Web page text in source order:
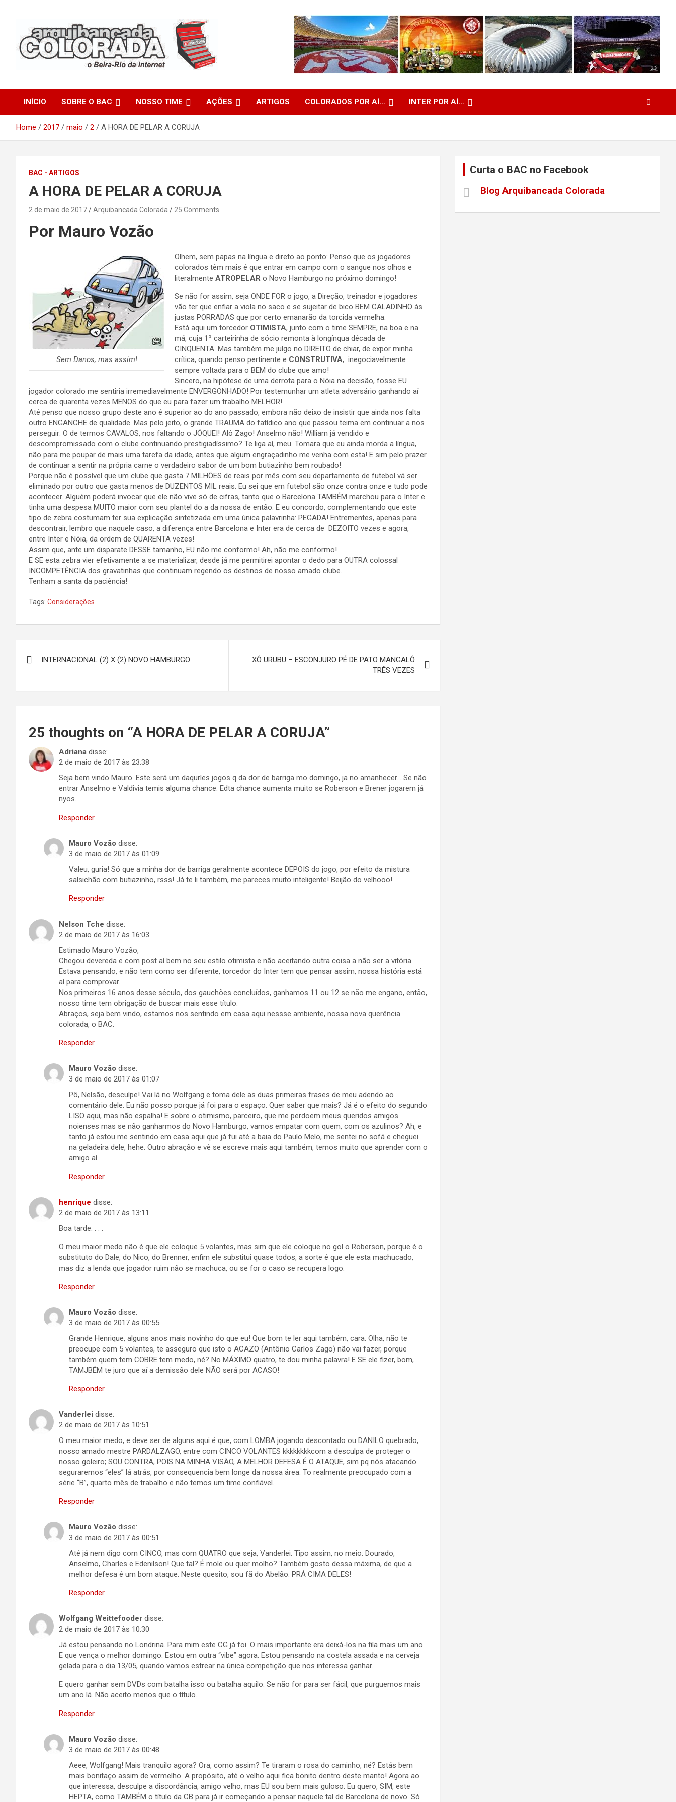
Arquibancada Colorada
INÍCIO SOBRE O BAC NOSSO TIME AÇÕES ARTIGOS COLORADOS POR AÍ… INTER POR AÍ…
Home 2017 maio 2 A HORA DE PELAR A CORUJA
BAC - ARTIGOS
A HORA DE PELAR A CORUJA
2 de maio de 2017 Arquibancada Colorada 25 Comments
Por Mauro Vozão
Sem Danos, mas assim!
Olhem, sem papas na língua e direto ao ponto: Penso que os jogadores
colorados têm mais é que entrar em campo com o sangue nos olhos e
literalmente ATROPELAR o Novo Hamburgo no próximo domingo!
Se não for assim, seja ONDE FOR o jogo, a Direção, treinador e jogadores
vão ter que enfiar a viola no saco e se sujeitar de bico BEM CALADINHO às
justas PORRADAS que por certo emanarão da torcida vermelha.
Está aqui um torcedor OTIMISTA, junto com o time SEMPRE, na boa e na
má, cuja 1ª carteirinha de sócio remonta à longínqua década de
CINQUENTA. Mas também me julgo no DIREITO de chiar, de expor minha
crítica, quando penso pertinente e CONSTRUTIVA, inegociavelmente
sempre voltada para o BEM do clube que amo!
Sincero, na hipótese de uma derrota para o Nóia na decisão, fosse EU
jogador colorado me sentiria irremediavelmente ENVERGONHADO! Por testemunhar um atleta adversário ganhando aí
cerca de quarenta vezes MENOS do que eu para fazer um trabalho MELHOR!
Até penso que nosso grupo deste ano é superior ao do ano passado, embora não deixo de insistir que ainda nos falta
outro ENGANCHE de qualidade. Mas pelo jeito, o grande TRAUMA do fatídico ano que passou teima em continuar a nos
perseguir: O de termos CAVALOS, nos faltando o JÓQUEI! Alô Zago! Anselmo não! William já vendido e
descompromissado com o clube continuando prestigiadíssimo? Te liga aí, meu. Tomara que eu ainda morda a língua,
não para me poupar de mais uma tarefa da idade, antes que algum engraçadinho me venha com esta! E sim pelo prazer
de continuar a sentir na própria carne o verdadeiro sabor de um bom butiazinho bem roubado!
Porque não é possível que um clube que gasta 7 MILHÕES de reais por mês com seu departamento de futebol vá ser
eliminado por outro que gasta menos de DUZENTOS MIL reais. Eu sei que em futebol são onze contra onze e tudo pode
acontecer. Alguém poderá invocar que ele não vive só de cifras, tanto que o Barcelona TAMBÉM marchou para o Inter e
tinha uma despesa MUITO maior com seu plantel do a da nossa de então. E eu concordo, complementando que este
tipo de zebra costumam ter sua explicação sintetizada em uma única palavrinha: PEGADA! Entrementes, apenas para
descontrair, lembro que naquele caso, a diferença entre Barcelona e Inter era de cerca de DEZOITO vezes e agora,
entre Inter e Nóia, da ordem de QUARENTA vezes!
Assim que, ante um disparate DESSE tamanho, EU não me conformo! Ah, não me conformo!
E SE esta zebra vier efetivamente a se materializar, desde já me permitirei apontar o dedo para OUTRA colossal
INCOMPETÊNCIA dos gravatinhas que continuam regendo os destinos de nosso amado clube.
Tenham a santa da paciência!
Tags: Considerações
de
Post
INTERNACIONAL (2) X (2) NOVO HAMBURGO
XÔ URUBU – ESCONJURO PÉ DE PATO MANGALÔ
TRÊS VEZES
25 thoughts on “A HORA DE PELAR A CORUJA”
Adriana disse:
2 de maio de 2017 às 23:38
Seja bem vindo Mauro. Este será um daqurles jogos q da dor de barriga mo domingo, ja no amanhecer… Se não
entrar Anselmo e Valdivia temis alguma chance. Edta chance aumenta muito se Roberson e Brener jogarem já
nyos.
Responder
Mauro Vozão disse:
3 de maio de 2017 às 01:09
Valeu, guria! Só que a minha dor de barriga geralmente acontece DEPOIS do jogo, por efeito da mistura
salsichão com butiazinho, rsss! Já te li também, me pareces muito inteligente! Beijão do velhooo!
Responder
Nelson Tche disse:
2 de maio de 2017 às 16:03
Estimado Mauro Vozão,
Chegou devereda e com post aí bem no seu estilo otimista e não aceitando outra coisa a não ser a vitória.
Estava pensando, e não tem como ser diferente, torcedor do Inter tem que pensar assim, nossa história está
aí para comprovar.
Nos primeiros 16 anos desse século, dos gauchões concluídos, ganhamos 11 ou 12 se não me engano, então,
nosso time tem obrigação de buscar mais esse título.
Abraços, seja bem vindo, estamos nos sentindo em casa aqui nessse ambiente, nossa nova querência
colorada, o BAC.
Responder
Mauro Vozão disse:
3 de maio de 2017 às 01:07
Pô, Nelsão, desculpe! Vai lá no Wolfgang e toma dele as duas primeiras frases de meu adendo ao
comentário dele. Eu não posso porque já foi para o espaço. Quer saber que mais? Já é o efeito do segundo
LISO aqui, mas não espalha! E sobre o otimismo, parceiro, que me perdoem meus queridos amigos
noienses mas se não ganharmos do Novo Hamburgo, vamos empatar com quem, com os azulinos? Ah, e
tanto já estou me sentindo em casa aqui que já fui até a baia do Paulo Melo, me sentei no sofá e cheguei
na geladeira dele, hehe. Outro abração e vê se escreve mais aqui também, temos muito que aprender com o
amigo aí.
Responder
henrique disse:
2 de maio de 2017 às 13:11
Boa tarde. . . .
O meu maior medo não é que ele coloque 5 volantes, mas sim que ele coloque no gol o Roberson, porque é o
substituto do Dale, do Nico, do Brenner, enfim ele substitui quase todos, a sorte é que ele esta machucado,
mas diz a lenda que jogador ruim não se machuca, ou se for o caso se recupera logo.
Responder
Mauro Vozão disse:
3 de maio de 2017 às 00:55
Grande Henrique, alguns anos mais novinho do que eu! Que bom te ler aqui também, cara. Olha, não te
preocupe com 5 volantes, te asseguro que isto o ACAZO (Antônio Carlos Zago) não vai fazer, porque
também quem tem COBRE tem medo, né? No MÁXIMO quatro, te dou minha palavra! E SE ele fizer, bom,
TAMJBÉM te juro que aí a demissão dele NÃO será por ACASO!
Responder
Vanderlei disse:
2 de maio de 2017 às 10:51
O meu maior medo, e deve ser de alguns aqui é que, com LOMBA jogando descontado ou DANILO quebrado,
nosso amado mestre PARDALZAGO, entre com CINCO VOLANTES kkkkkkkkcom a desculpa de proteger o
nosso goleiro; SOU CONTRA, POIS NA MINHA VISÃO, A MELHOR DEFESA É O ATAQUE, sim pq nós atacando
seguraremos “eles” lá atrás, por consequencia bem longe da nossa área. To realmente preocupado com a
série “B”, quarto mês de trabalho e não temos um time confiável.
Responder
Mauro Vozão disse:
3 de maio de 2017 às 00:51
Até já nem digo com CINCO, mas com QUATRO que seja, Vanderlei. Tipo assim, no meio: Dourado,
Anselmo, Charles e Edenilson! Que tal? É mole ou quer molho? Também gosto dessa máxima, de que a
melhor defesa é um bom ataque. Neste quesito, sou fã do Abelão: PRÁ CIMA DELES!
Responder
Wolfgang Weittefooder disse:
2 de maio de 2017 às 10:30
Já estou pensando no Londrina. Para mim este CG já foi. O mais importante era deixá-los na fila mais um ano.
E que vença o melhor domingo. Estou em outra “vibe” agora. Estou pensando na costela assada e na cerveja
gelada para o dia 13/05, quando vamos estrear na única competição que nos interessa ganhar.
E quero ganhar sem DVDs com batalha isso ou batalha aquilo. Se não for para ser fácil, que purguemos mais
um ano lá. Não aceito menos que o título.
Responder
Mauro Vozão disse:
3 de maio de 2017 às 00:48
Aeee, Wolfgang! Mais tranquilo agora? Ora, como assim? Te tiraram o rosa do caminho, né? Estás bem
mais bonitaço assim de vermelho. A propósito, até o velho aqui fica bonito dentro deste manto! Agora ao
que interessa, desculpe a discordância, amigo velho, mas EU sou bem mais guloso: Eu quero, SIM, este
HEPTA, como TAMBÉM o título da CB para já ir começando a pensar naquele tal de Barcelona de novo. Só
Curta o BAC no Facebook
Blog Arquibancada Colorada